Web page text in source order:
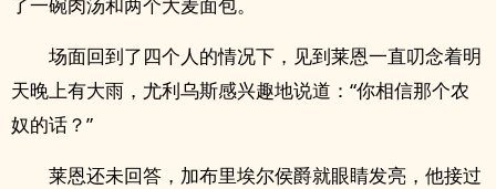
场面回到了四个人的情况下，见到莱恩一直叨念着明
天晚上有大雨，尤利乌斯感兴趣地说道：“你相信那个农
奴的话？”
莱恩还未回答，加布里埃尔侯爵就眼睛发亮，他接过